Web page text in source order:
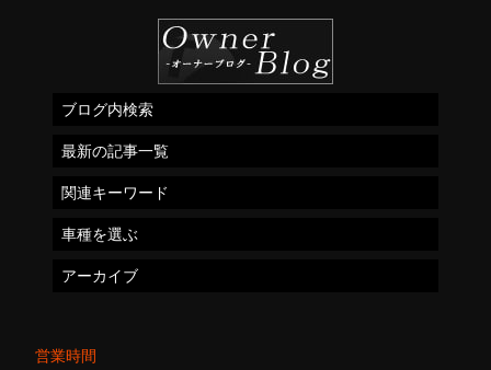
営業時間
ブログ内検索
最新の記事一覧
関連キーワード
車種を選ぶ
アーカイブ